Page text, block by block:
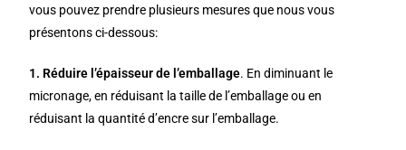
vous pouvez prendre plusieurs mesures que nous vous
présentons ci-dessous:
1. Réduire l’épaisseur de l’emballage. En diminuant le
micronage, en réduisant la taille de l’emballage ou en
réduisant la quantité d’encre sur l’emballage.